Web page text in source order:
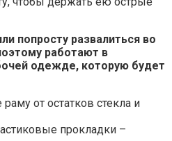
попросту развалиться во
работают в
одежде, которую будет
от остатков стекла и
прокладки –